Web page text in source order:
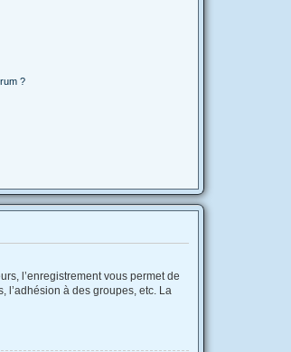
?
l’enregistrement vous permet de
l’adhésion à des groupes, etc. La